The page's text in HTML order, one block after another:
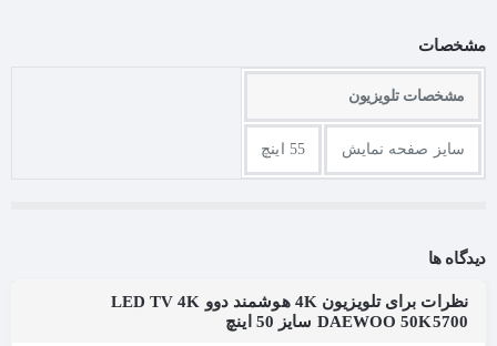
مشخصات
مشخصات تلویزیون
سایز صفحه نمایش 55 اینچ
دیدگاه ها
نظرات برای تلویزیون 4K هوشمند دوو LED TV 4K
DAEWOO 50K5700 سایز 50 اینچ